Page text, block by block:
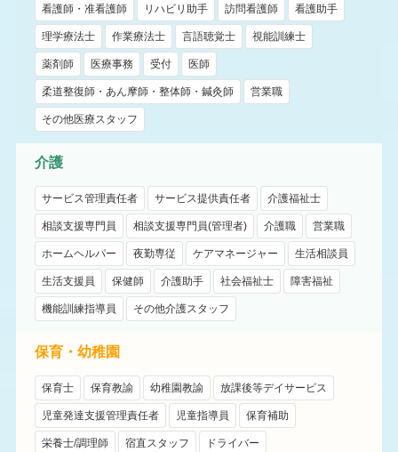
看護師・准看護師 リハビリ助手 訪問看護師 看護助手
理学療法士 作業療法士 言語聴覚士 視能訓練士
薬剤師 医療事務 受付 医師
柔道整復師・あん摩師・整体師・鍼灸師 営業職
その他医療スタッフ
介護
サービス管理責任者 サービス提供責任者 介護福祉士
相談支援専門員 相談支援専門員(管理者) 介護職 営業職
ホームヘルパー 夜勤専従 ケアマネージャー 生活相談員
生活支援員 保健師 介護助手 社会福祉士 障害福祉
機能訓練指導員 その他介護スタッフ
保育・幼稚園
保育士 保育教諭 幼稚園教諭 放課後等デイサービス
児童発達支援管理責任者 児童指導員 保育補助
栄養士/調理師 宿直スタッフ ドライバー